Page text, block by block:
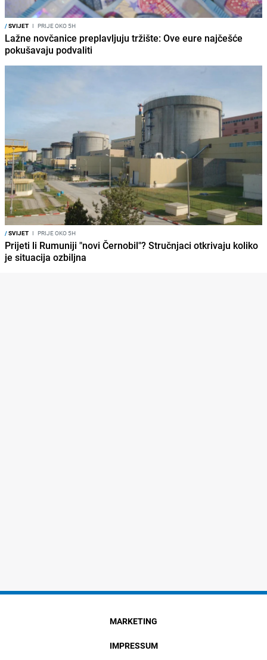
/SVIJET I PRIJE OKO 5H
Lažne novčanice preplavljuju tržište: Ove eure najčešće
pokušavaju podvaliti
/SVIJET I PRIJE OKO 5H
Prijeti li Rumuniji "novi Černobil"? Stručnjaci otkrivaju koliko
je situacija ozbiljna
MARKETING
IMPRESSUM